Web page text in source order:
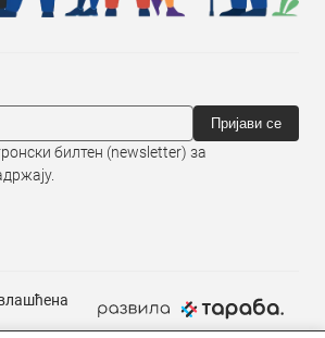
Пријави се
билтен (newsletter) за